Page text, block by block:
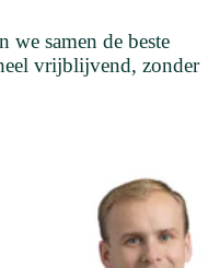
we samen de beste
vrijblijvend, zonder